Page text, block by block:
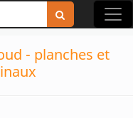
- planches et